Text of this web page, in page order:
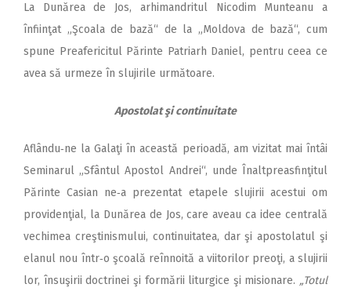
La Dunărea de Jos, arhimandritul Nicodim Munteanu a
înfiinţat „Şcoala de bază“ de la „Moldova de bază“, cum
spune Preafericitul Părinte Patriarh Daniel, pentru ceea ce
avea să urmeze în slujirile următoare.
Apostolat şi continuitate
Aflându‑ne la Galaţi în această perioadă, am vizitat mai întâi
Seminarul „Sfântul Apostol Andrei“, unde Înaltpreasfinţitul
Părinte Casian ne‑a prezentat etapele slujirii acestui om
providenţial, la Dunărea de Jos, care aveau ca idee centrală
vechimea creştinismului, continuitatea, dar şi apostolatul şi
elanul nou într‑o şcoală reînnoită a viitorilor preoţi, a slujirii
lor, însuşirii doctrinei şi formării liturgice şi misionare. „Totul